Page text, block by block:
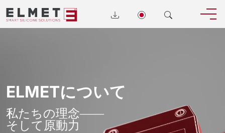
ELMETについて
私たちの理念――
そして原動力